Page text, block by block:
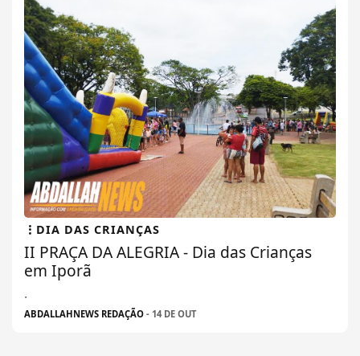
DIA DAS CRIANÇAS
II PRAÇA DA ALEGRIA - Dia das Crianças
em Iporã
.
ABDALLAHNEWS REDAÇÃO - 14 DE OUT